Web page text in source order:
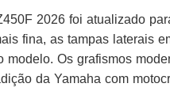
2026 foi atualizado
fina, as tampas laterais
Os grafismos
da Yamaha com